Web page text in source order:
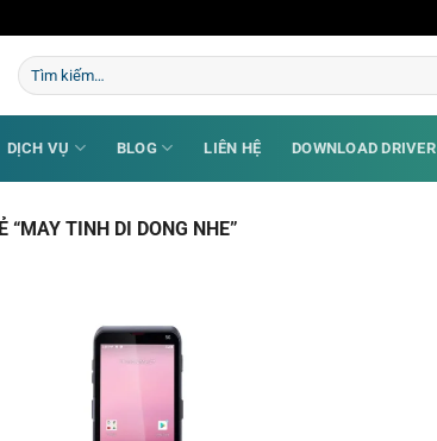
Tìm
kiếm:
DỊCH VỤ BLOG LIÊN HỆ DOWNLOAD DRIVER
TINH DI DONG NHE”